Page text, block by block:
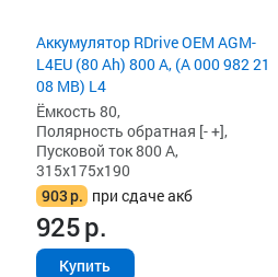
Аккумулятор RDrive OEM AGM-
L4EU (80 Ah) 800 А, (A 000 982 21
08 MB) L4
Ёмкость 80,
Полярность обратная [- +],
Пусковой ток 800 А,
315x175x190
903р. при сдаче акб
925р.
Купить